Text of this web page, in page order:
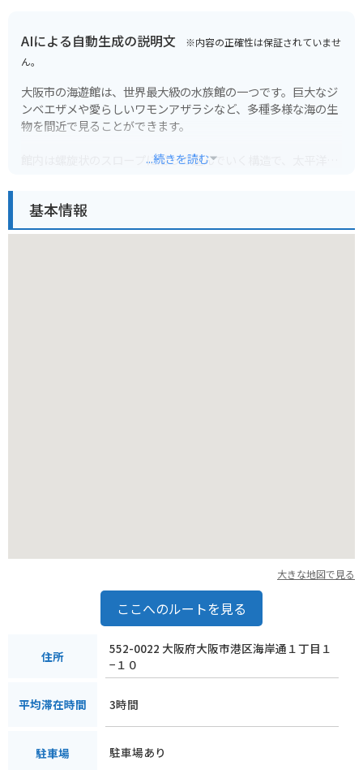
AIによる自動生成の説明文 ※内容の正確性は保証されていませ
ん。
大阪市の海遊館は、世界最大級の水族館の一つです。巨大なジ
ンベエザメや愛らしいワモンアザラシなど、多種多様な海の生
物を間近で見ることができます。
館内は螺旋状のスロープに沿って進んでいく構造で、太平洋を
バイクで行く場合は、海遊館周辺にいくつか有料駐車場があり
...続きを読む
基本情報
大きな地図で見る
ここへのルートを見る
住所
552-0022 大阪府大阪市港区海岸通１丁目１
−１０
平均滞在時間 3時間
駐車場 駐車場あり